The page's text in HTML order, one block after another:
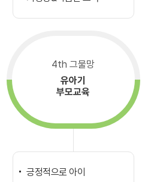
4th 그물망
유아기
부모교육
긍정적으로 아이